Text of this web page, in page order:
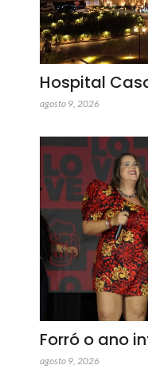
Hospital
agosto 9, 2026
Forró o ano
agosto 9, 2026